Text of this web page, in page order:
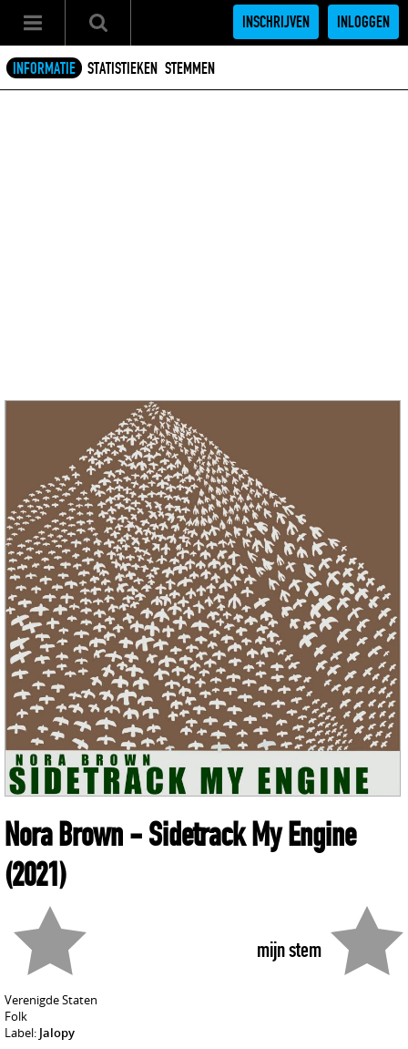
INSCHRIJVEN INLOGGEN
INFORMATIE STATISTIEKEN STEMMEN
Nora Brown- Sidetrack My Engine
(2021)
mijn stem
Verenigde Staten
Folk
Label: Jalopy